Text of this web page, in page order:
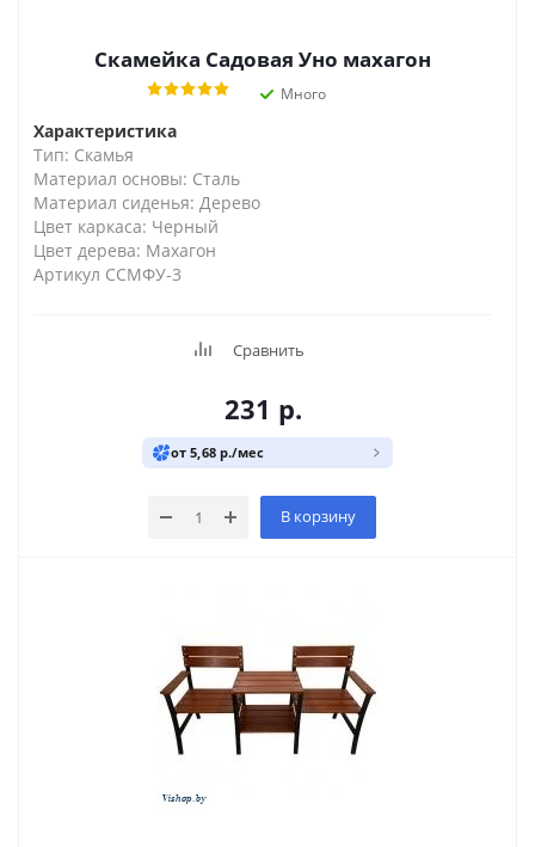
Скамейка Садовая Уно махагон
Много
Характеристика
Тип: Скамья
Материал основы: Сталь
Материал сиденья: Дерево
Цвет каркаса: Черный
Цвет дерева: Махагон
Артикул ССМФУ-3
Сравнить
231 р.
от 5,68 р./мес
В корзину